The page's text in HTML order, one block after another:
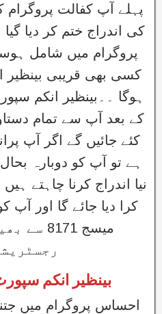
پہلے آپ کفالت
کی اندراج ختم کر دیا
پروگرام میں شامل
کسی بھی قریبی بینظیر
کے بعد آپ سے تمام
کئے جائیں گے اگر آپ
ہے تو آپ کو دوبارہ
نیا اندراج کرنا چاہتے
کرا دیا جائے گا اور آپ
میسج
بینظیر انکم سپورٹ
احساس پروگرام میں